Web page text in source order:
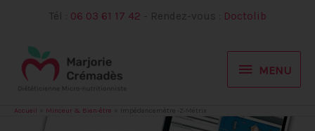
Tél : 06 03 61 17 42 - Rendez-vous : Doctolib
MENU
MENU
Accueil Minceur & Bien-être Impédancemètre -Z-Métrix